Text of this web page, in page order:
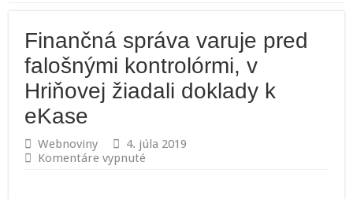
Finančná správa varuje pred
falošnými kontrolórmi, v
Hriňovej žiadali doklady k
eKase
Webnoviny
4. júla 2019
Komentáre vypnuté